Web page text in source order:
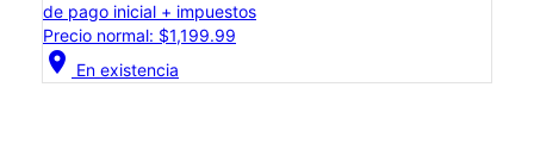
de pago inicial + impuestos
Precio normal: $1,199.99
location_on En existencia